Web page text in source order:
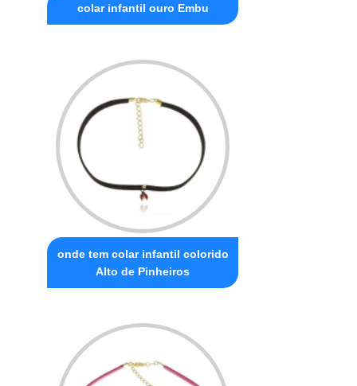
colar infantil ouro Embu
onde tem colar infantil colorido
Alto de Pinheiros